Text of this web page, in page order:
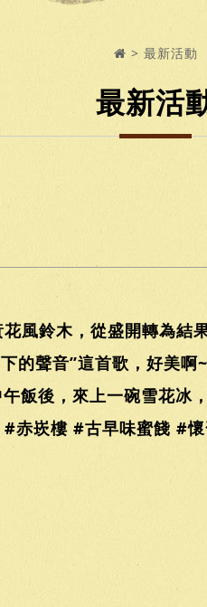
最新活動
最新活
風鈴木，從盛開轉為
的聲音”這首歌，好美啊
飯後，來上一碗雪花冰
赤崁樓 #古早味蜜餞 #